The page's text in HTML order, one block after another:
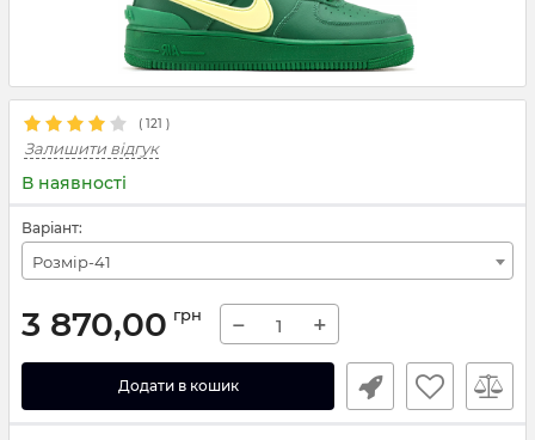
( 121 )
Залишити відгук
В наявності
Варіант:
Розмір-41
3 870,00 грн − +
Додати в кошик